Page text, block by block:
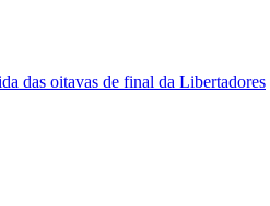
das oitavas de final da Libertadores